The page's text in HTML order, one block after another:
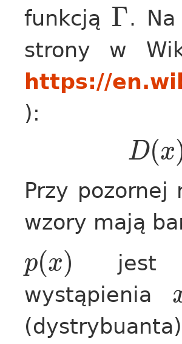
funkcją Γ.
strony w
https://
):
D(x
Przy pozornej
wzory mają
p(x)
jest
wystąpienia